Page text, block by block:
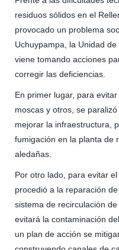
residuos sólidos en el
provocado un problema
Uchuypampa, la Unidad
viene tomando acciones
corregir las deficiencias.
En primer lugar, para
moscas y otros, se
mejorar la infraestructura,
fumigación en la planta de
aledañas.
Por otro lado, para evitar
procedió a la reparación
sistema de recirculación
evitará la contaminación
un plan de acción se